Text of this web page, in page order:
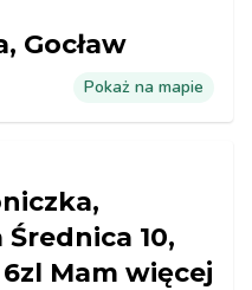
Gocław
Pokaż na mapie
10,
Mam więcej